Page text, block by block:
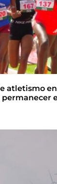
atletismo